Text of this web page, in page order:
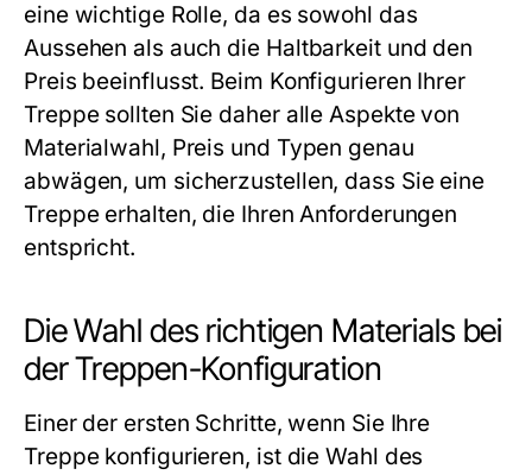
eine wichtige Rolle, da es sowohl das
Aussehen als auch die Haltbarkeit und den
Preis beeinflusst. Beim Konfigurieren Ihrer
Treppe sollten Sie daher alle Aspekte von
Materialwahl, Preis und Typen genau
abwägen, um sicherzustellen, dass Sie eine
Treppe erhalten, die Ihren Anforderungen
entspricht.
Die Wahl des richtigen Materials bei
der Treppen-Konfiguration
Einer der ersten Schritte, wenn Sie Ihre
Treppe konfigurieren, ist die Wahl des